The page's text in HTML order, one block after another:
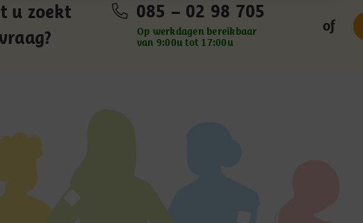
u zoekt
085 – 02 98 705
Op werkdagen bereikbaar
van 9:00u tot 17:00u
of